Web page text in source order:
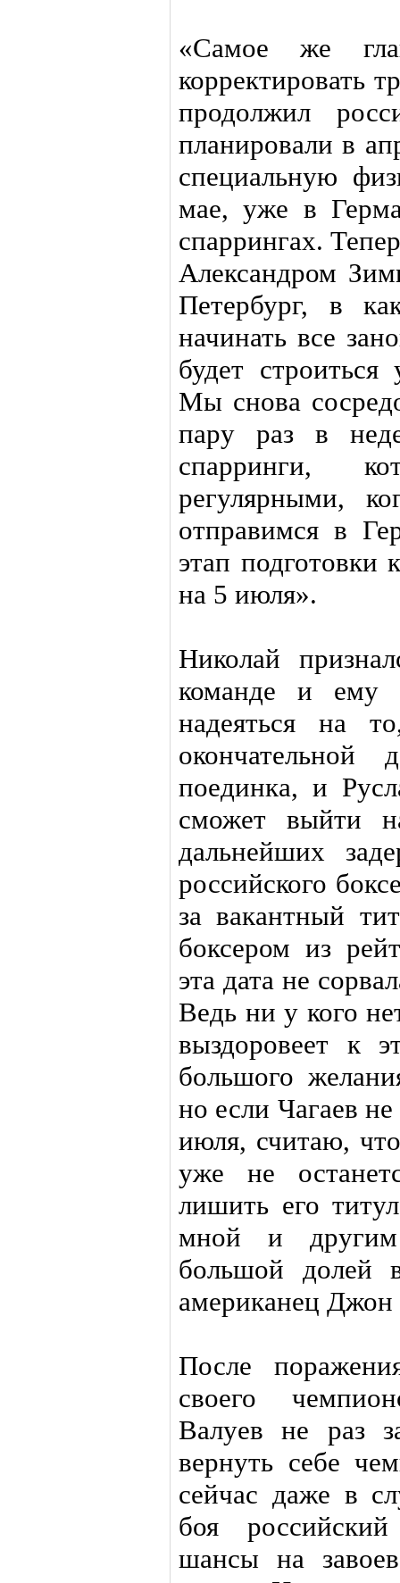
«Самое же
корректировать
продолжил
планировали в
специальную
мае, уже в
спаррингах.
Александром
Петербург, в
начинать все
будет
Мы снова
пару раз в
спарринги,
регулярными,
отправимся в
этап подготовки
на 5 июля».
Николай
команде и ему
надеяться на
окончательной
поединка, и
сможет выйти
дальнейших
российского
за вакантный
боксером из
эта дата не
Ведь ни у кого
выздоровеет к
большого
но если Чагаев
июля, считаю,
уже не
лишить его
мной и
большой долей
американец Джон
После
своего
Валуев не раз
вернуть себе
сейчас даже в
боя
шансы на